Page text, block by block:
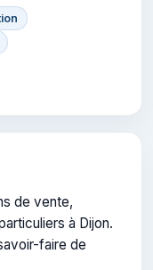
de vente,
à Dijon.
faire de